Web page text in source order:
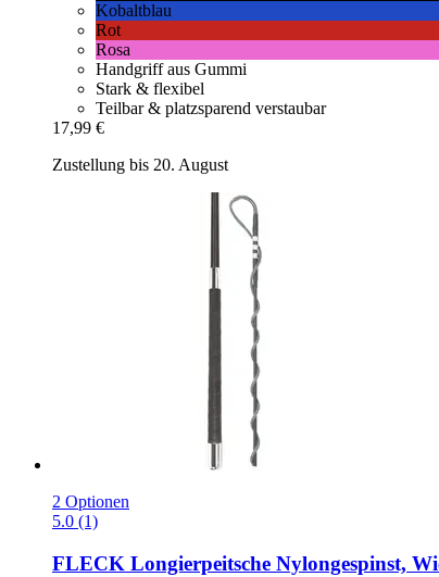
Kobaltblau
Rot
Rosa
Handgriff aus Gummi
Stark & flexibel
Teilbar & platzsparend verstaubar
17,99 €
Zustellung bis 20. August
2 Optionen
5.0 (1)
FLECK Longierpeitsche Nylongespinst,